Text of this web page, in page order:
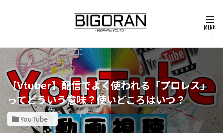
【Vtuber】配信でよく使われる「プロレス」
ってどういう意味？使いどころはいつ？
YouTube